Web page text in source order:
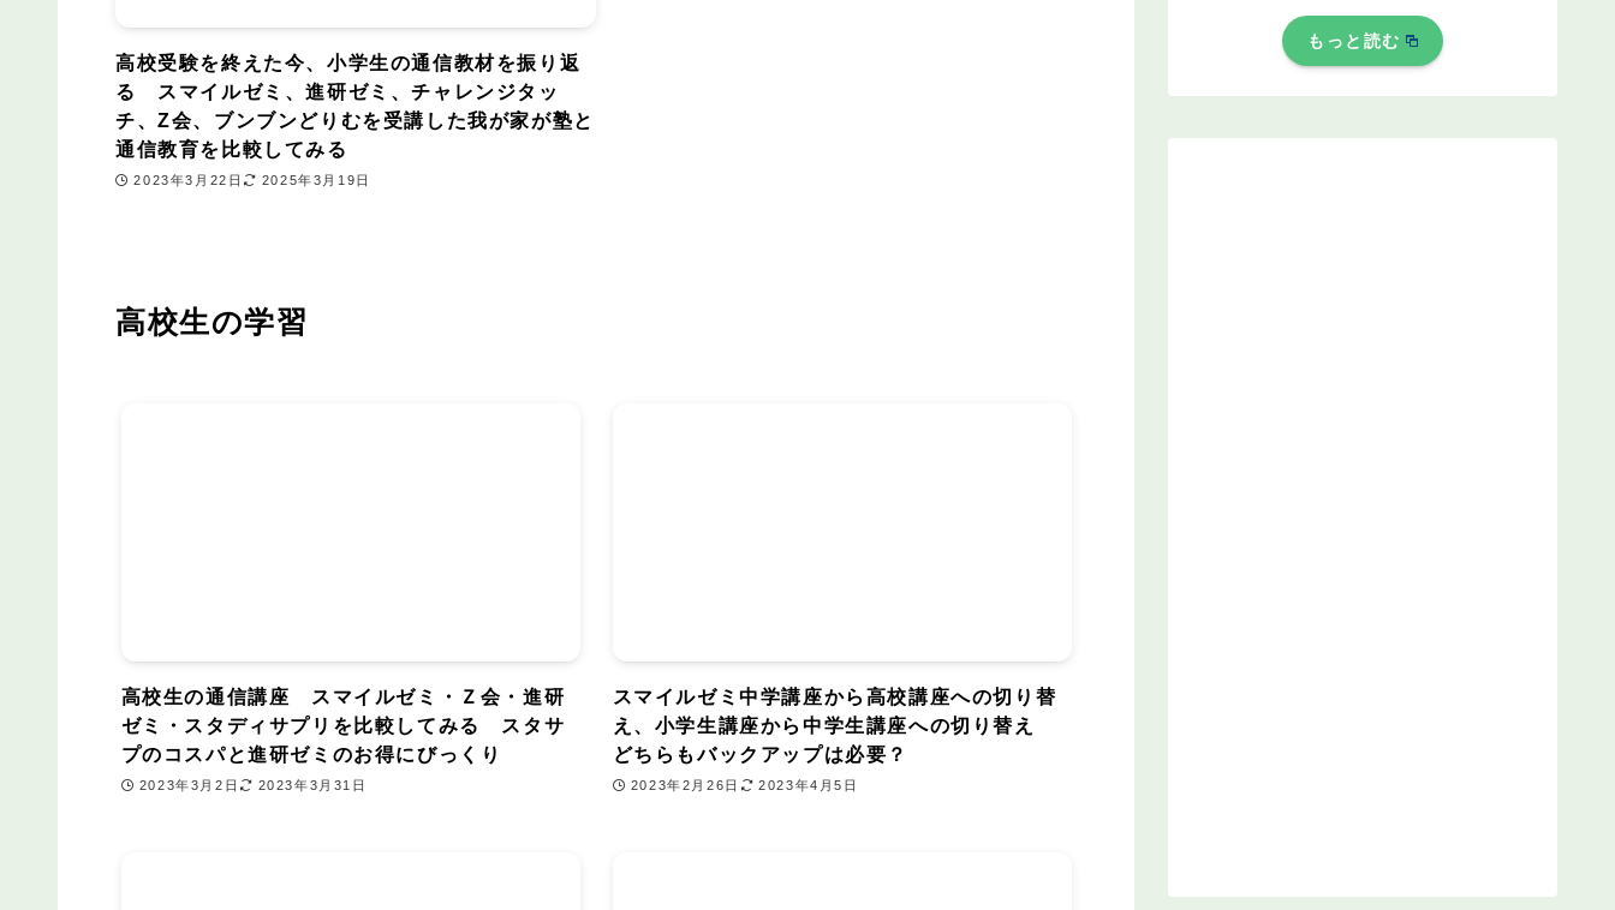
高校受験を終えた今、小学生の通信教材を振り返
る スマイルゼミ、進研ゼミ、チャレンジタッ
チ、Z会、ブンブンどりむを受講した我が家が塾と
通信教育を比較してみる
2023年3月22日 2025年3月19日
高校生の学習
高校生の通信講座 スマイルゼミ・Ｚ会・進研
ゼミ・スタディサプリを比較してみる スタサ
プのコスパと進研ゼミのお得にびっくり
2023年3月2日 2023年3月31日
スマイルゼミ中学講座から高校講座への切り替
え、小学生講座から中学生講座への切り替え
どちらもバックアップは必要？
2023年2月26日 2023年4月5日
もっと読む